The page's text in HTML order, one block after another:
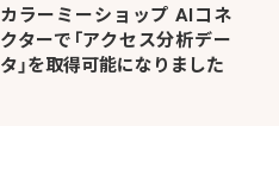
カラーミーショップ AIコネ
クターで「アクセス分析デー
タ」を取得可能になりました